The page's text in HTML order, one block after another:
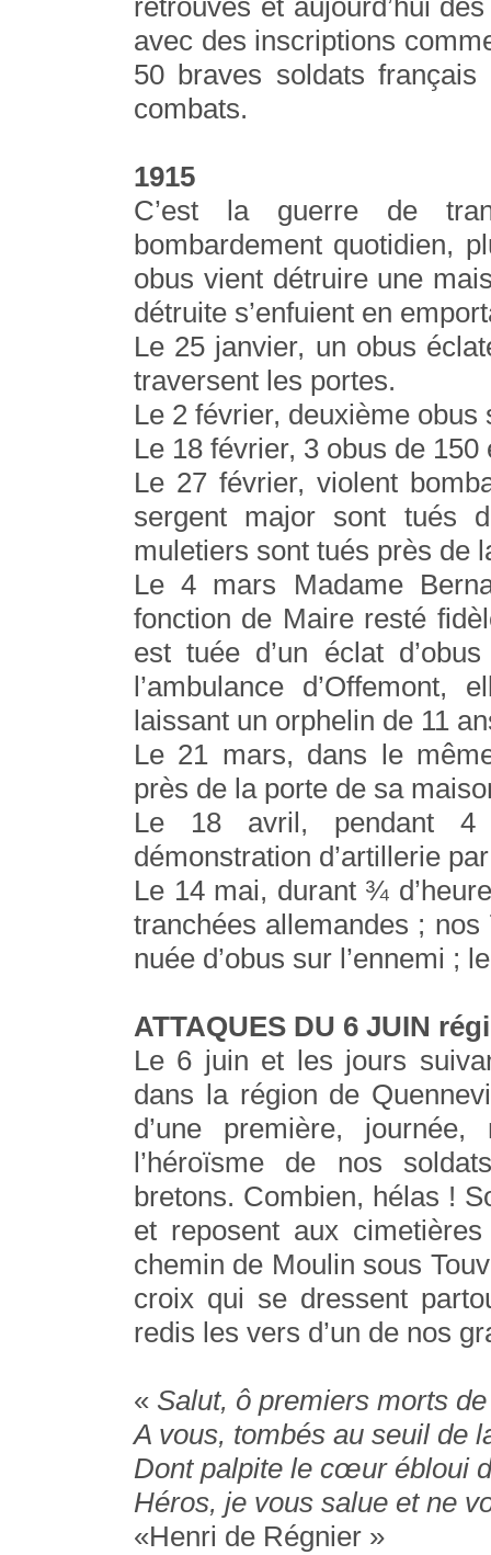
retrouvés et aujourd’hui
avec des inscriptions
50 braves soldats
combats.
1915
C’est la guerre de
bombardement quotidien,
obus vient détruire une
détruite s’enfuient en
Le 25 janvier, un obus
traversent les portes.
Le 2 février, deuxième obus
Le 18 février, 3 obus de
Le 27 février, violent
sergent major sont tués
muletiers sont tués près de
Le 4 mars Madame
fonction de Maire resté
est tuée d’un éclat
l’ambulance d’Offemont,
laissant un orphelin de 11
Le 21 mars, dans le
près de la porte de sa
Le 18 avril, pendant 4
démonstration d’artillerie
Le 14 mai, durant ¾
tranchées allemandes ; nos
nuée d’obus sur l’ennemi ;
ATTAQUES DU 6 JUIN
Le 6 juin et les jours
dans la région de
d’une première,
l’héroïsme de nos
bretons. Combien, hélas !
et reposent aux
chemin de Moulin sous
croix qui se dressent
redis les vers d’un de nos
« Salut, ô premiers morts
A vous, tombés au seuil de
Dont palpite le cœur ébloui
Héros, je vous salue et ne
«Henri de Régnier »